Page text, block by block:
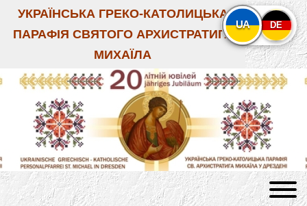
УКРАЇНСЬКА ГРЕКО-КАТОЛИЦЬКА
ПАРАФІЯ СВЯТОГО АРХИСТРАТИГА
МИХАЇЛА
UA DE